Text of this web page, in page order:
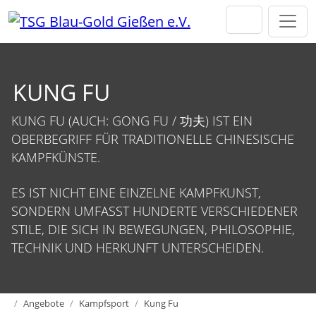
Direkt zur Hauptnavigation springen
Direkt zum Inhalt springen
KUNG FU
KUNG FU (AUCH: GONG FU / 功夫) IST EIN
OBERBEGRIFF FÜR TRADITIONELLE CHINESISCHE
KAMPFKÜNSTE.
ES IST NICHT EINE EINZELNE KAMPFKUNST,
SONDERN UMFASST HUNDERTE VERSCHIEDENER
STILE, DIE SICH IN BEWEGUNGEN, PHILOSOPHIE,
TECHNIK UND HERKUNFT UNTERSCHEIDEN.
HomeAngebote Kampfsport Kung Fu